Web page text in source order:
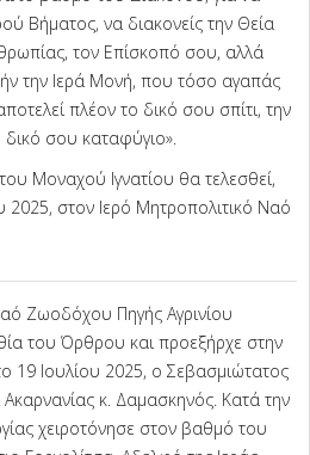
Βήματος, να διακονείς την Θεία
τον Επίσκοπό σου, αλλά
την Ιερά Μονή, που τόσο αγαπάς
πλέον το δικό σου σπίτι, την
σου καταφύγιο».
Μοναχού Ιγνατίου θα τελεσθεί,
2025, στον Ιερό Μητροπολιτικό Ναό
Ζωοδόχου Πηγής Αγρινίου
του Όρθρου και προεξήρχε στην
19 Ιουλίου 2025, ο Σεβασμιώτατος
Ακαρνανίας κ. Δαμασκηνός. Κατά την
χειροτόνησε στον βαθμό του